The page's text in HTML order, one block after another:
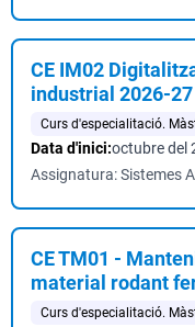
CE IM02
industrial 2026-27
Curs d'especialitació.
Data d'inici:octubre del
Assignatura: Sistemes
CE TM01 -
material rodant
Curs d'especialitació.